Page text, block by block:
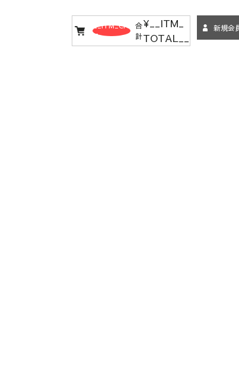
__ITM_CN
T__
合
計
¥__ITM_
TOTAL__
新規会